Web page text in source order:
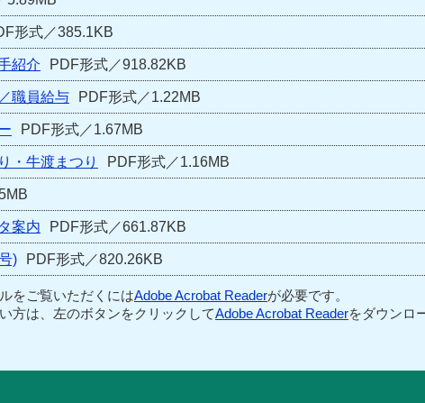
形式／385.1KB
紹介 PDF形式／918.82KB
職員給与 PDF形式／1.22MB
PDF形式／1.67MB
・牛渡まつり PDF形式／1.16MB
案内 PDF形式／661.87KB
) PDF形式／820.26KB
をご覧いただくにはAdobe Acrobat Readerが必要です。
方は、左のボタンをクリックしてAdobe Acrobat Readerをダウンロ